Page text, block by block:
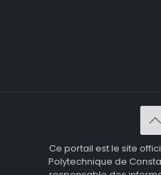
Ce portail est le site
Polytechnique de